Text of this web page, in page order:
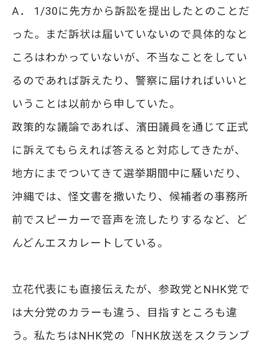
A． 1/30に先方から訴訟を提出したとのことだ
った。まだ訴状は届いていないので具体的なと
ころはわかっていないが、不当なことをしてい
るのであれば訴えたり、警察に届ければいいと
いうことは以前から申していた。
政策的な議論であれば、濱田議員を通じて正式
に訴えてもらえれば答えると対応してきたが、
地方にまでついてきて選挙期間中に騒いだり、
沖縄では、怪文書を撒いたり、候補者の事務所
前でスピーカーで音声を流したりするなど、ど
んどんエスカレートしている。
立花代表にも直接伝えたが、参政党とNHK党で
は大分党のカラーも違う、目指すところも違
う。私たちはNHK党の「NHK放送をスクランブ